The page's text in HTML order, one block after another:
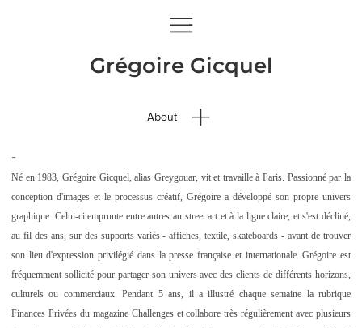
Grégoire Gicquel
About
-
Né en 1983, Grégoire Gicquel, alias Greygouar, vit et travaille à Paris. Passionné par la
conception d'images et le processus créatif, Grégoire a développé son propre univers
graphique. Celui-ci emprunte entre autres au street art et à la ligne claire, et s'est décliné,
au fil des ans, sur des supports variés - affiches, textile, skateboards - avant de trouver
son lieu d'expression privilégié dans la presse française et internationale.Grégoire est
fréquemment sollicité pour partager son univers avec des clients de différents horizons,
culturels ou commerciaux.Pendant 5 ans, il a illustré chaque semaine la rubrique
Finances Privées du magazine Challenges et collabore très régulièrement avec plusieurs